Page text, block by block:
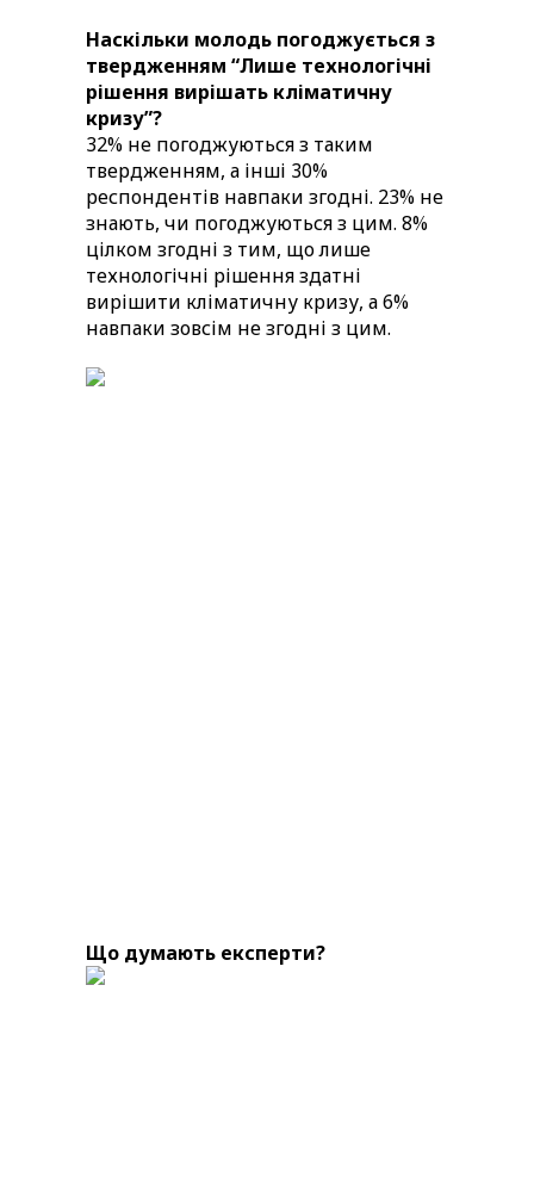
Наскільки молодь погоджується з
твердженням “Лише технологічні
рішення вирішать кліматичну
кризу”?
32% не погоджуються з таким
твердженням, а інші 30%
респондентів навпаки згодні. 23% не
знають, чи погоджуються з цим. 8%
цілком згодні з тим, що лише
технологічні рішення здатні
вирішити кліматичну кризу, а 6%
навпаки зовсім не згодні з цим.
Що думають експерти?